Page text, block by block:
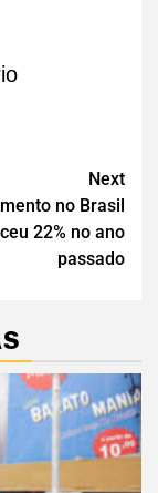
Next
no Brasil
22% no ano
passado